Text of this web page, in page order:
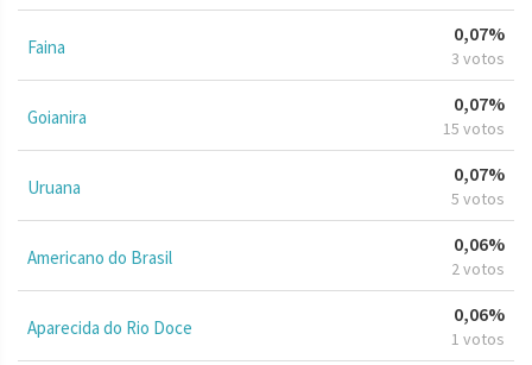
Faina
0,07%
3 votos
Goianira
0,07%
15 votos
Uruana
0,07%
5 votos
Americano do Brasil
0,06%
2 votos
Aparecida do Rio Doce
0,06%
1 votos